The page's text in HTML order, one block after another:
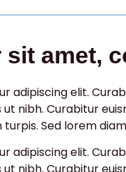
amet,
adipiscing elit.
nibh. Curabitur
Sed lorem
adipiscing elit.